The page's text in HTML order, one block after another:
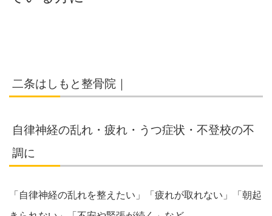
二条はしもと整骨院｜
自律神経の乱れ・疲れ・うつ症状・不登校の不
調に
「自律神経の乱れを整えたい」「疲れが取れない」「朝起